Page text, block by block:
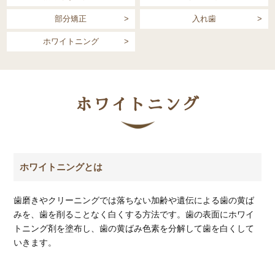
WEB予約
施設基準掲示
部分矯正 入れ歯
ホワイトニング
ホワイトニング
ホワイトニングとは
歯磨きやクリーニングでは落ちない加齢や遺伝による歯の黄ば
みを、歯を削ることなく白くする方法です。歯の表面にホワイ
トニング剤を塗布し、歯の黄ばみ色素を分解して歯を白くして
いきます。